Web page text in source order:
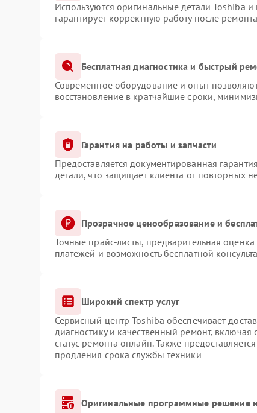
Используются оригинальные детали Toshiba
гарантирует корректную работу после
Бесплатная диагностика и быстрый
Современное оборудование и опыт позволяют
восстановление в кратчайшие сроки,
Гарантия на работы и запчасти
Предоставляется документированная
детали, что защищает клиента от повторных
Прозрачное ценообразование и
Точные прайс-листы, предварительная
платежей и возможность бесплатной
Широкий спектр услуг
Сервисный центр Toshiba обеспечивает
диагностику и качественный ремонт,
статус ремонта онлайн. Также
продления срока службы техники
Оригинальные программные решение